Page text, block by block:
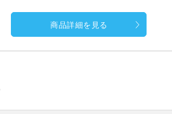
商品詳細を見る